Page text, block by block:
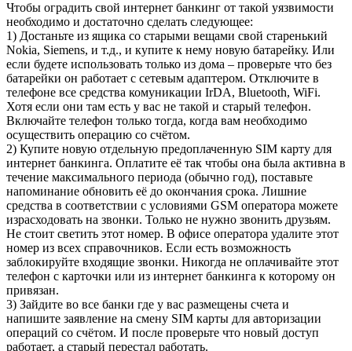
Чтобы оградить свой интернет банкинг от такой уязвимости
необходимо и достаточно сделать следующее:
1) Достаньте из ящика со старыми вещами свой старенький
Nokia, Siemens, и т.д., и купите к нему новую батарейку. Или
если будете использовать только из дома – проверьте что без
батарейки он работает с сетевым адаптером. Отключите в
телефоне все средства комуникации IrDA, Bluetooth, WiFi.
Хотя если они там есть у вас не такой и старый телефон.
Включайте телефон только тогда, когда вам необходимо
осуществить операцию со счётом.
2) Купите новую отдельную предоплаченную SIM карту для
интернет банкинга. Оплатите её так чтобы она была активна в
течение максимального периода (обычно год), поставьте
напоминание обновить её до окончания срока. Лишние
средства в соответствии с условиями GSM оператора можете
израсходовать на звонки. Только не нужно звонить друзьям.
Не стоит светить этот номер. В офисе оператора удалите этот
номер из всех справочников. Если есть возможность
заблокируйте входящие звонки. Никогда не оплачивайте этот
телефон с карточки или из интернет банкинга к которому он
привязан.
3) Зайдите во все банки где у вас размещены счета и
напишите заявление на смену SIM карты для авторизации
операций со счётом. И после проверьте что новый доступ
работает, а старый перестал работать.